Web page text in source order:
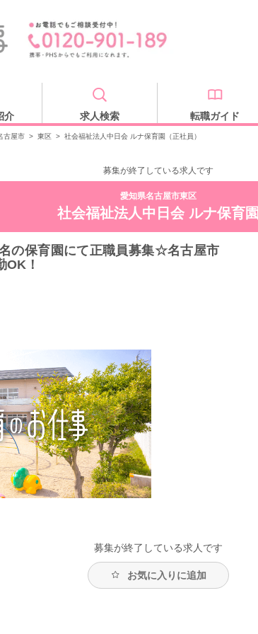
介 求人検索 転職ガイド
古屋市 > 東区 > 社会福祉法人中日会 ルナ保育園（正社員）
募集が終了している求人です
愛知県名古屋市東区
社会福祉法人中日会 ルナ保育園
の保育園にて正職員募集☆名古屋市
！
募集が終了している求人です
お気に入りに追加